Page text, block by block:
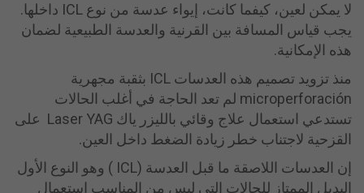
لا يمكن لعين، كيفما كانت، إيواء عدسة من نوع ICL داخلها.
يجب قياس المسافة بين القرنية والعدسة الطبيعية لضمان
هذه الإمكانية.
منذ تزويد تصميم هذه العدسات ICL بثقبة مجهرية
microperforación لم تعد الحاجة في أغلب الحالات
تستدعي استعمال علاج وقائي بالليزر ياك Laser YAG على
القزحية لاجتناب خطر زيادة الضغط داخل العين.
إن العدسات اللاصقة ما قبل العدسة (ICL ) وهو النوع الأول
البديل الممتاز للحالات التي ليس من المناسب استعمال